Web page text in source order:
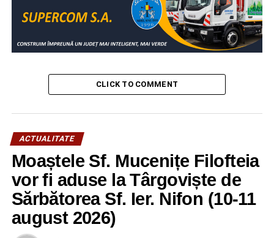
“Îi mulțumesc domnului președinte George Caval și
agenților economici argeșeni care au dorit să
contribuie la creșterea capacității de testare din Argeș.
Sistemul de sănătate argeșean a primit o mână de
combate mai eficient pandemia de coronavirus”, a
declarat prefectul Emanuel Soare.
COVID
DONAŢIE
URMATOAREA
Avocaţii pot beneficia de şomaj tehnic pe
perioada stării de urgenţă
NU RATAȚI
Grecia propune introducerea unui „paşaport de
sănătate” şi reluarea turismului din iulie
CLICK TO COMMENT
ACTUALITATE
Moaștele Sf. Mucenițe Filofteia
vor fi aduse la Târgoviște de
Sărbătorea Sf. Ier. Nifon (10-11
august 2026)